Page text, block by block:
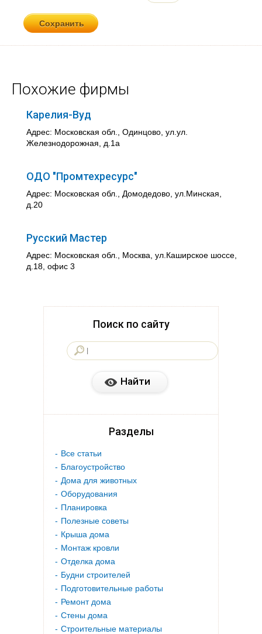
Похожие фирмы
Карелия-Вуд
Адрес: Московская обл., Одинцово, ул.ул.
Железнодорожная, д.1а
ОДО "Промтехресурс"
Адрес: Московская обл., Домодедово, ул.Минская,
д.20
Русский Мастер
Адрес: Московская обл., Москва, ул.Каширское шоссе,
д.18, офис 3
Поиск по сайту
Разделы
Все статьи
Благоустройство
Дома для животных
Оборудования
Планировка
Полезные советы
Крыша дома
Монтаж кровли
Отделка дома
Будни строителей
Подготовительные работы
Ремонт дома
Стены дома
Строительные материалы